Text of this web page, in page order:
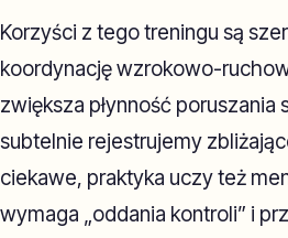
Korzyści z tego treningu są
koordynację wzrokowo-
zwiększa płynność poruszania
subtelnie rejestrujemy
ciekawe, praktyka uczy też
wymaga „oddania kontroli” i